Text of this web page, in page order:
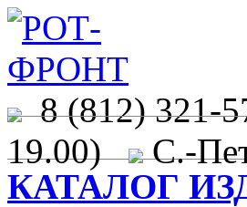
8 (812) 321-
19.00) С.-
КАТАЛОГ